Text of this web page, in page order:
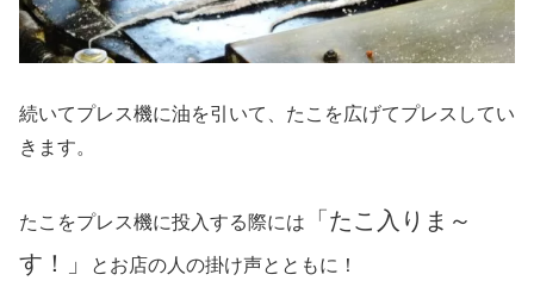
続いてプレス機に油を引いて、たこを広げてプレスしてい
きます。
たこをプレス機に投入する際には
「たこ入りま～
す！」
とお店の人の掛け声とともに！